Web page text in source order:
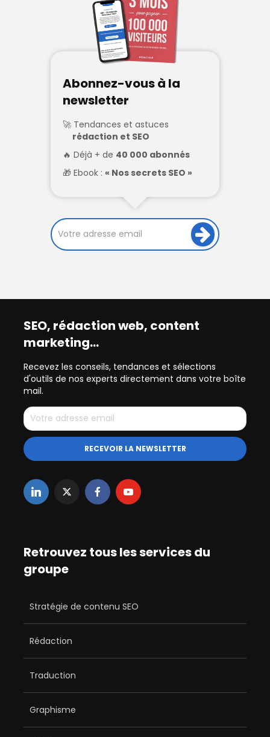
Abonnez-vous à la
newsletter
Tendances et astuces
rédaction et SEO
Déjà + de 40 000 abonnés
Ebook : « Nos secrets SEO »
SEO, rédaction web, content
marketing…
Recevez les conseils, tendances et sélections
d'outils de nos experts directement dans votre boîte
mail.
Retrouvez tous les services du
groupe
Stratégie de contenu SEO
Rédaction
Traduction
Graphisme